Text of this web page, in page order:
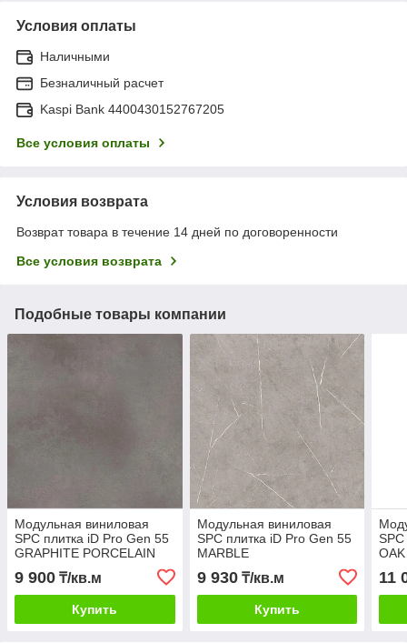
Условия оплаты
Наличными
Безналичный расчет
Kaspi Bank 4400430152767205
Все условия оплаты
Условия возврата
Возврат товара в течение 14 дней по договоренности
Все условия возврата
Подобные товары компании
Модульная виниловая
SPC плитка iD Pro Gen 55
GRAPHITE PORCELAIN
9 900 ₸/кв.м
Купить
Модульная виниловая
SPC плитка iD Pro Gen 55
MARBLE
9 930₸/кв.м
Купить
11